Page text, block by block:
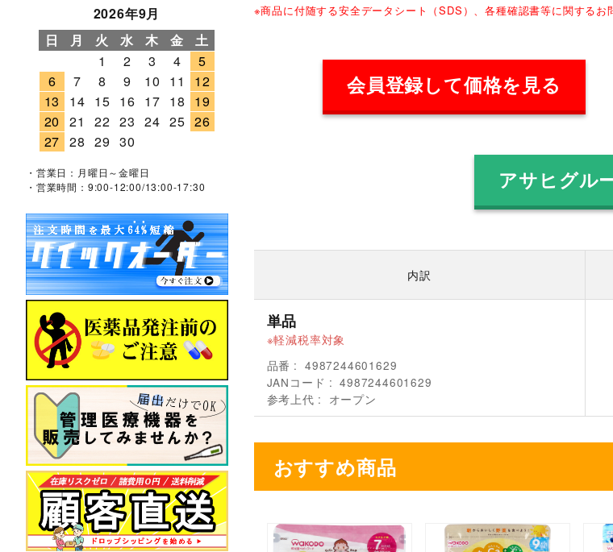
※商品に付随する安全データシート（SDS）、各種確認書等に関する
会員登録して価格を見る
アサヒグル
内訳
単品
軽減税率対象
品番
4987244601629
JANコード
4987244601629
参考上代
オープン
おすすめ商品
2026年9月
日
月 火 水 木 金
土
1
2 3 4
5
6
7 8 9 10 11
12
13
14 15 16 17 18
19
20
21 22 23 24 25 26
27 28 29 30
・営業日：月曜日～金曜日
・営業時間：9:00-12:00/13:00-17:30